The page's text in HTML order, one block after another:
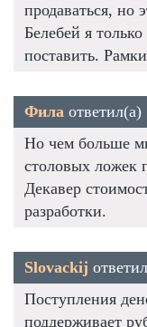
продаваться, но
Белебей я
поставить.
Фила ответил(а)
Но чем больше
столовых ложек
Декавер
разработки.
Slovackij
Поступления
поддерживает